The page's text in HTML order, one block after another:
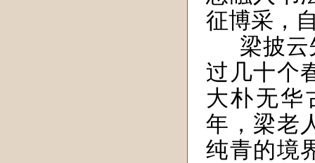
征博采，
梁披
过几十个
大朴无华
年，梁老
纯青的境